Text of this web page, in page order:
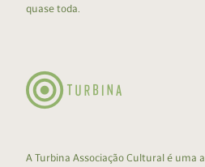
quase toda.
A Turbina Associação Cultural é uma